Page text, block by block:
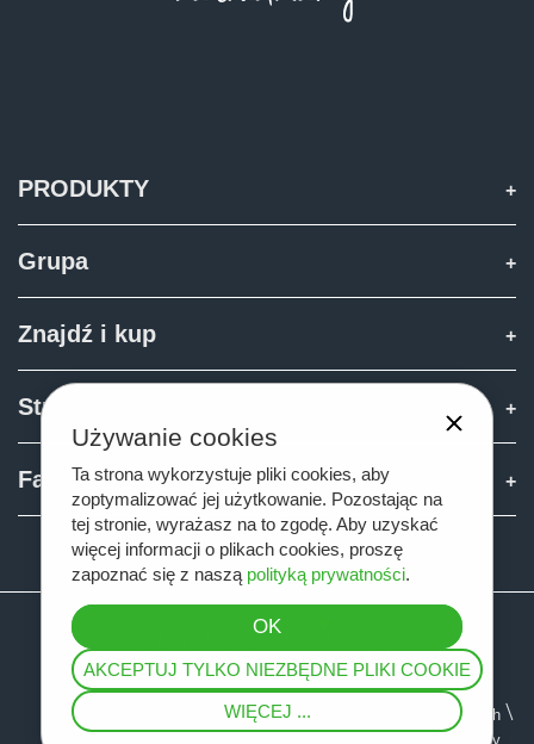
Używanie cookies
Ta strona wykorzystuje pliki cookies, aby
zoptymalizować jej użytkowanie. Pozostając na
tej stronie, wyrażasz na to zgodę. Aby uzyskać
więcej informacji o plikach cookies, proszę
zapoznać się z naszą polityką prywatności.
AKCEPTUJ TYLKO NIEZBĘDNE PLIKI COOKIE
WIĘCEJ ...
PRODUKTY
Grupa
Znajdź i kup
Strefa Joskin
Fan shop
Teamviewer
Informacja prawna
Ochrona danych
Ogólne warunki sprzedaży